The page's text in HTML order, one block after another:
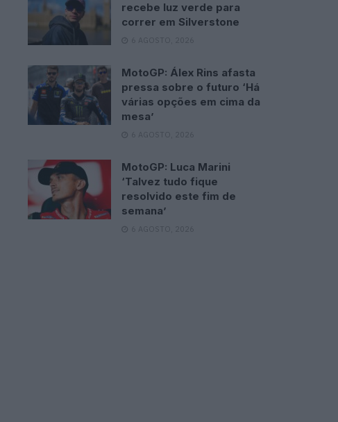
recebe luz verde para
correr em Silverstone
6 AGOSTO, 2026
MotoGP: Álex Rins afasta
pressa sobre o futuro ‘Há
várias opções em cima da
mesa’
6 AGOSTO, 2026
MotoGP: Luca Marini
‘Talvez tudo fique
resolvido este fim de
semana’
6 AGOSTO, 2026